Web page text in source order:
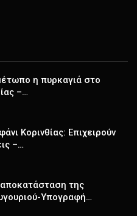
η πυρκαγιά στο
–…
Κορινθίας: Επιχειρούν
–…
της
Υπογραφή…